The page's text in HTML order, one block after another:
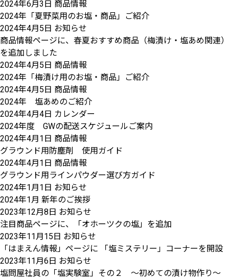
2024年6月3日 商品情報
2024年「夏野菜用のお塩・商品」ご紹介
2024年4月5日 お知らせ
商品情報ページに、春夏おすすめ商品（梅漬け・塩あめ関連）
を追加しました
2024年4月5日 商品情報
2024年「梅漬け用のお塩・商品」ご紹介
2024年4月5日 商品情報
2024年 塩あめのご紹介
2024年4月4日 カレンダー
2024年度 GWの配送スケジュールご案内
2024年4月1日 商品情報
グラウンド用防塵剤 使用ガイド
2024年4月1日 商品情報
グラウンド用ラインパウダー選び方ガイド
2024年1月1日 お知らせ
2024年1月 新年のご挨拶
2023年12月8日 お知らせ
注目商品ページに、「オホーツクの塩」を追加
2023年11月15日 お知らせ
「はまえん情報」ページに 「塩ミステリー」コーナーを開設
2023年11月6日 お知らせ
塩問屋社員の「塩実験室」その２ ～初めての漬け物作り～